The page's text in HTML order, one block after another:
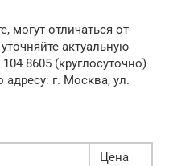
могут отличаться от
актуальную
8605 (круглосуточно)
г. Москва, ул.
Цена